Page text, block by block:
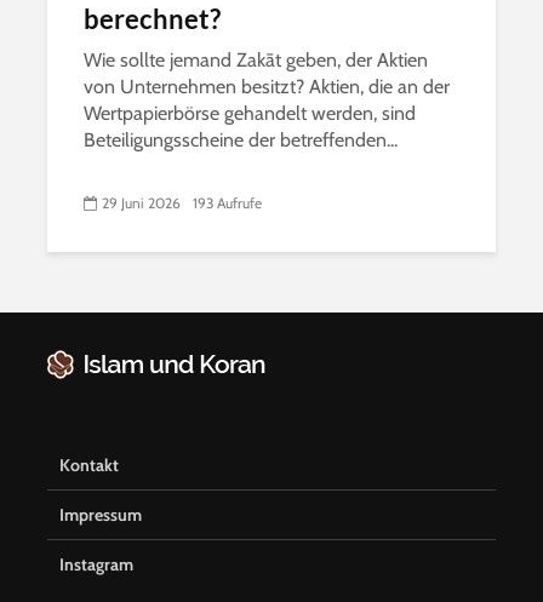
berechnet?
Wie sollte jemand Zakāt geben, der Aktien
von Unternehmen besitzt? Aktien, die an der
Wertpapierbörse gehandelt werden, sind
Beteiligungsscheine der betreffenden...
29 Juni 2026 193 Aufrufe
Kontakt
Impressum
Instagram